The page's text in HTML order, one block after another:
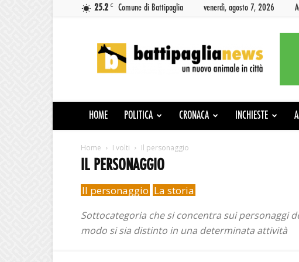
25.2 C Comune di Battipaglia venerdì, agosto 7, 2026
News
HOME POLITICA CRONACA INCHIESTE
Home I volti Il personaggio
IL PERSONAGGIO
Il personaggio La storia
Sottocategoria che si concentra sui
modo si sia distinto in una determinata attività